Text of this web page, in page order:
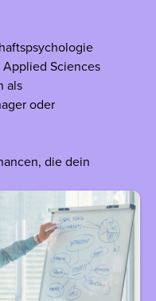
Sciences
als
oder
die dein